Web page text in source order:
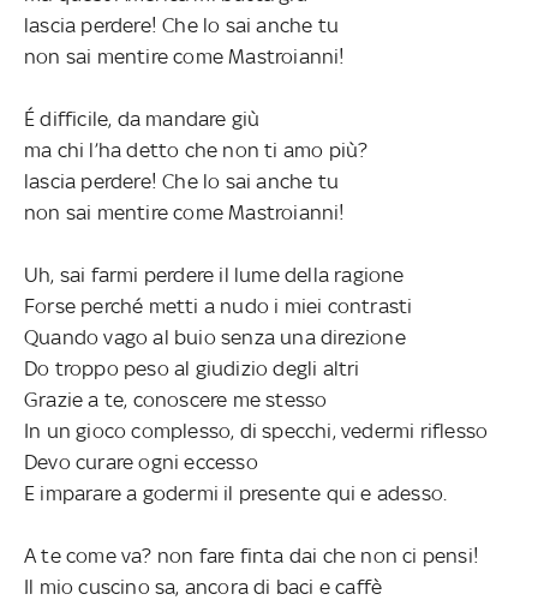
lascia perdere! Che lo sai anche tu
non sai mentire come Mastroianni!
É difficile, da mandare giù
ma chi l’ha detto che non ti amo più?
lascia perdere! Che lo sai anche tu
non sai mentire come Mastroianni!
Uh, sai farmi perdere il lume della ragione
Forse perché metti a nudo i miei contrasti
Quando vago al buio senza una direzione
Do troppo peso al giudizio degli altri
Grazie a te, conoscere me stesso
In un gioco complesso, di specchi, vedermi riflesso
Devo curare ogni eccesso
E imparare a godermi il presente qui e adesso.
A te come va? non fare finta dai che non ci pensi!
Il mio cuscino sa, ancora di baci e caffè